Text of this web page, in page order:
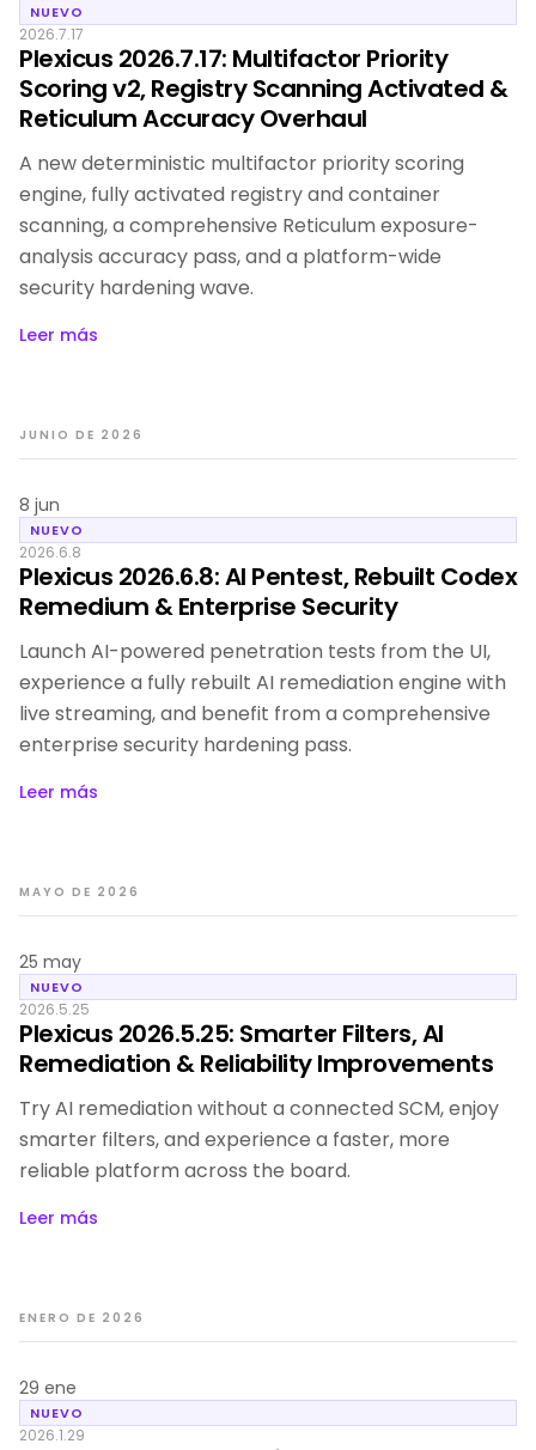
NUEVO
2026.7.17
Plexicus 2026.7.17: Multifactor Priority
Scoring v2, Registry Scanning Activated &
Reticulum Accuracy Overhaul
A new deterministic multifactor priority scoring
engine, fully activated registry and container
scanning, a comprehensive Reticulum exposure-
analysis accuracy pass, and a platform-wide
security hardening wave.
Leer más
JUNIO DE 2026
8 jun
NUEVO
2026.6.8
Plexicus 2026.6.8: AI Pentest, Rebuilt Codex
Remedium & Enterprise Security
Launch AI-powered penetration tests from the UI,
experience a fully rebuilt AI remediation engine with
live streaming, and benefit from a comprehensive
enterprise security hardening pass.
Leer más
MAYO DE 2026
25 may
NUEVO
2026.5.25
Plexicus 2026.5.25: Smarter Filters, AI
Remediation & Reliability Improvements
Try AI remediation without a connected SCM, enjoy
smarter filters, and experience a faster, more
reliable platform across the board.
Leer más
ENERO DE 2026
29 ene
NUEVO
2026.1.29